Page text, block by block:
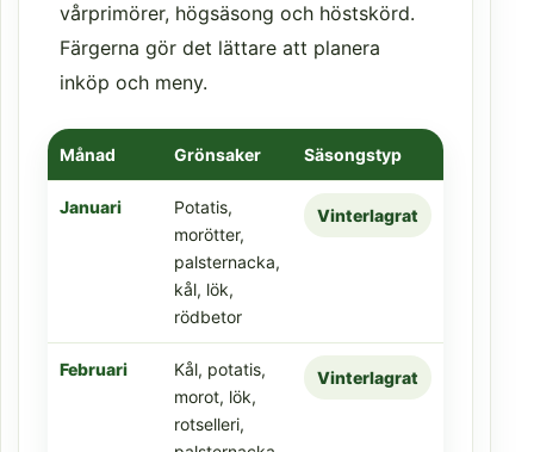
vårprimörer, högsäsong och höstskörd.
Färgerna gör det lättare att planera
inköp och meny.
Månad Grönsaker Säsongstyp
Januari
Potatis,
morötter,
palsternacka,
kål, lök,
rödbetor
Vinterlagrat
Februari
Kål, potatis,
morot, lök,
rotselleri,
Vinterlagrat